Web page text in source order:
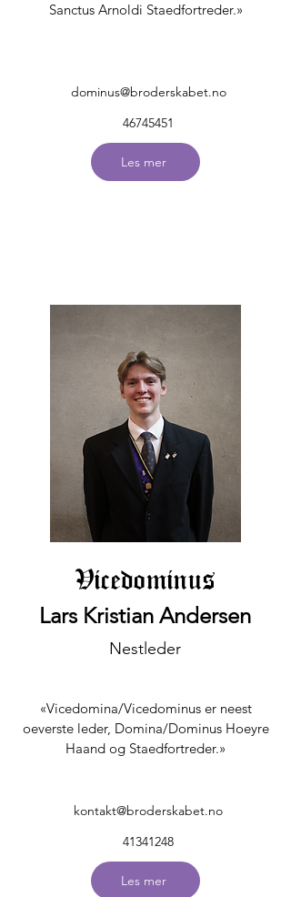
Sanctus Arnoldi Staedfortreder.»
dominus@broderskabet.no
46745451
Les mer
Vicedominus
Lars Kristian Andersen
Nestleder
«Vicedomina/Vicedominus er neest
oeverste leder, Domina/Dominus Hoeyre
Haand og Staedfortreder.»
kontakt@broderskabet.no
41341248
Les mer